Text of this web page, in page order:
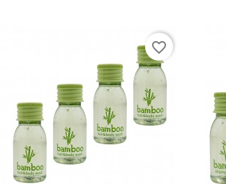
favorite_border